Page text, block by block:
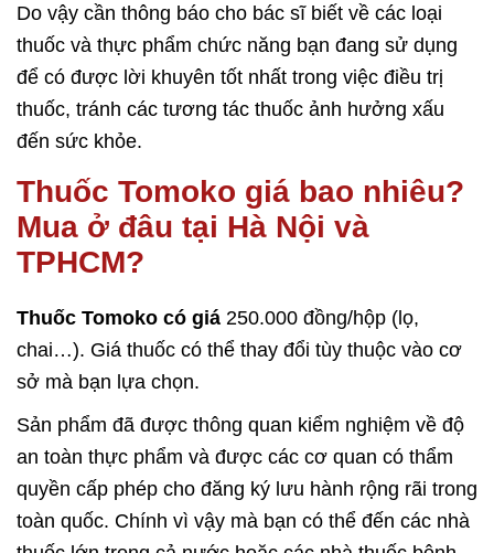
Do vậy cần thông báo cho bác sĩ biết về các loại
thuốc và thực phẩm chức năng bạn đang sử dụng
để có được lời khuyên tốt nhất trong việc điều trị
thuốc, tránh các tương tác thuốc ảnh hưởng xấu
đến sức khỏe.
Thuốc Tomoko giá bao nhiêu?
Mua ở đâu tại Hà Nội và
TPHCM?
Thuốc Tomoko có giá 250.000 đồng/hộp (lọ,
chai…). Giá thuốc có thể thay đổi tùy thuộc vào cơ
sở mà bạn lựa chọn.
Sản phẩm đã được thông quan kiểm nghiệm về độ
an toàn thực phẩm và được các cơ quan có thẩm
quyền cấp phép cho đăng ký lưu hành rộng rãi trong
toàn quốc. Chính vì vậy mà bạn có thể đến các nhà